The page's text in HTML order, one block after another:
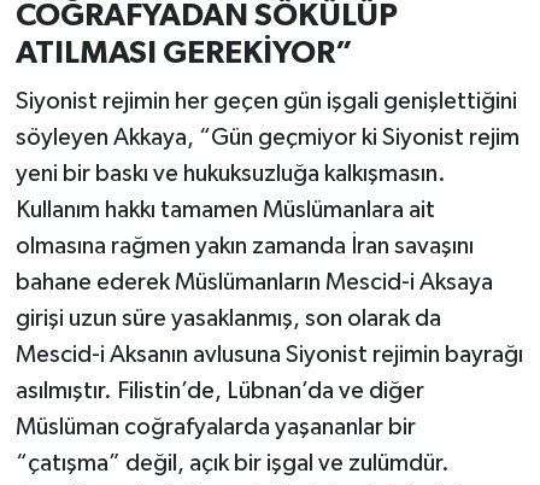
COĞRAFYADAN SÖKÜLÜP
ATILMASI GEREKİYOR”
Siyonist rejimin her geçen gün işgali genişlettiğini
söyleyen Akkaya, “Gün geçmiyor ki Siyonist rejim
yeni bir baskı ve hukuksuzluğa kalkışmasın.
Kullanım hakkı tamamen Müslümanlara ait
olmasına rağmen yakın zamanda İran savaşını
bahane ederek Müslümanların Mescid-i Aksaya
girişi uzun süre yasaklanmış, son olarak da
Mescid-i Aksanın avlusuna Siyonist rejimin bayrağı
asılmıştır. Filistin’de, Lübnan’da ve diğer
Müslüman coğrafyalarda yaşananlar bir
“çatışma” değil, açık bir işgal ve zulümdür.